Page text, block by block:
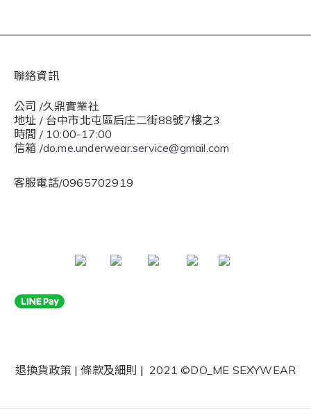
聯絡資訊
公司 /久鼎實業社
地址 / 台中市北屯區后庄二街88號7樓之3
時間 / 10:00-17:00
信箱 /do.me.underwear.service@gmail.com
客服電話/0965702919
退換貨政策 | 條款及細則 | 2021 ©DO_ME SEXYWEAR